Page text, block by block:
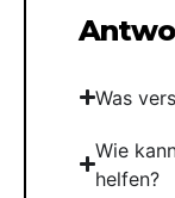
Was
Wie
helfen?